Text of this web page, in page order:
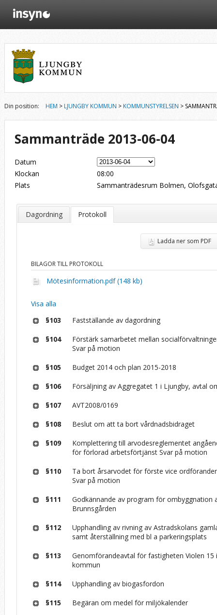
Din position: HEM > LJUNGBY KOMMUN >KOMMUNSTYRELSEN >
Sammanträde 2013-06-04
Datum
Klockan
08:00
Plats
Sammanträdesrum Bolmen,
Dagordning Protokoll
Ladda ner som PDF
BILAGOR TILL PROTOKOLL
Mötesinformation.pdf (148 kb)
Visa alla
§103
Fastställande av dagordning
§104
Förstärk samarbetet mellan
Svar på motion
§105 Budget 2014 och plan 2015-2018
§106 Försäljning av Aggregatet 1 i Ljungby, avtal
§107 AVT2008/0169
§108 Beslut om att ta bort vårdnadsbidraget
§109
Komplettering till arvodesreglementet
för förlorad arbetsförtjänst Svar på motion
§110
Ta bort årsarvodet för förste vice
Svar på motion
§111
Godkännande av program för ombyggnation
Brunnsgården
§112
Upphandling av rivning av Astradskolans
samt återställning med bl a parkeringsplats
§113
Genomförandeavtal för fastigheten Violen 15
kommun
§114 Upphandling av biogasfordon
§115 Begäran om medel för miljökalender